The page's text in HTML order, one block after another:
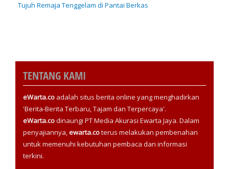
Tujuh Remaja Tenggelam di Pantai Berkas
TENTANG KAMI
eWarta.co adalah situs berita online yang menghadirkan
'Berita-Berita Terbaru, Tajam dan Terpercaya'.
eWarta.codinaungi PT Media Akurasi Ewarta Jaya. Dalam
penyajiannya, ewarta.coterus melakukan pembenahan
untuk memenuhi kebutuhan pembaca dan informasi
terkini.